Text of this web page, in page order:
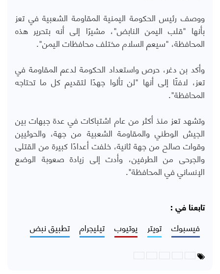
ووصف رئيس الحكومة اليمنية المقاومة الشعبية في تعز
بأنها "قلب اليمن النابض"، مشيرًا إلى أنه بتحرير هذه
المحافظة، "سيعم السلام مختلف محافظات اليمن".
وأكد بن دغر، حرص واستعداد الحكومة لدعم المقاومة في
تعز، لافتًا إلى أنها "لن تألوا جهدًا لتقديم كل ما تحتاجه
المحافظة".
وتشهد تعز منذ أكثر من عام اشتباكات في عدة جبهات بين
الجيش الوطني والمقاومة الشعبية من جهة، والحوثيين
وقوات صالح من جهة ثانية، خلفت أعدادًا كبيرة من القتلى
والجرحى من الطرفين، وأدت إلى زيادة صعوبة الوضع
الإنساني في المحافظة".
تابعنا في :
فيسبوك تويتر يوتيوب تيليجرام تطبيق نبض